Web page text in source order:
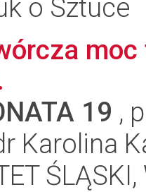
o Sztuce
19 ,
Karolina